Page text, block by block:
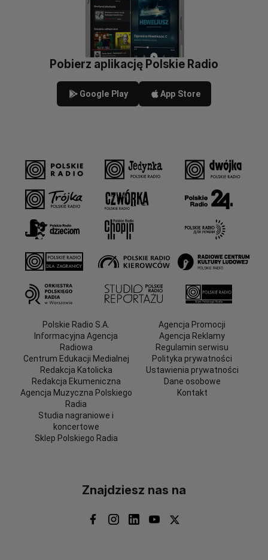
Pobierz aplikację Polskie Radio
Google Play App Store
Polskie Radio S.A.
Informacyjna Agencja
Radiowa
Centrum Edukacji Medialnej
Redakcja Katolicka
Redakcja Ekumeniczna
Agencja Muzyczna Polskiego
Radia
Studia nagraniowe i
koncertowe
Sklep Polskiego Radia
Agencja Promocji
Agencja Reklamy
Regulamin serwisu
Polityka prywatności
Ustawienia prywatności
Dane osobowe
Kontakt
Znajdziesz nas na